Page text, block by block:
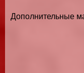
Дополнительные